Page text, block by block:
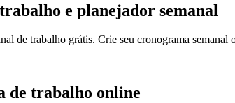
e planejador semanal
de trabalho grátis. Crie seu cronograma
de trabalho online